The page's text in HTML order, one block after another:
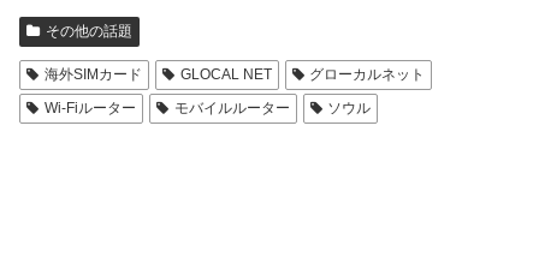
その他の話題
海外SIMカード GLOCAL NET
グローカルネット
Wi-Fiルーター
モバイルルーター ソウル